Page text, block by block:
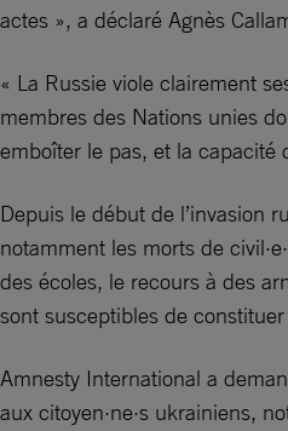
actes », a déclaré Agnès
« La Russie viole clairement
membres des Nations unies
emboîter le pas, et la capacité
Depuis le début de l’invasion
notamment les morts de
des écoles, le recours à des
sont susceptibles de
Amnesty International a
aux citoyen·ne·s ukrainiens,